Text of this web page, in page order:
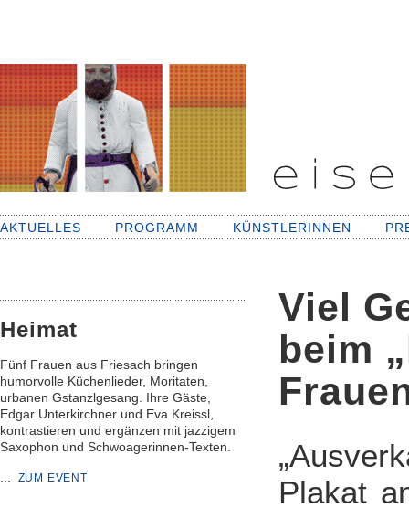
AKTUELLES PROGRAMM KÜNSTLERINNEN
Heimat
Fünf Frauen aus Friesach bringen
humorvolle Küchenlieder, Moritaten,
urbanen Gstanzlgesang. Ihre Gäste,
Edgar Unterkirchner und Eva Kreissl,
kontrastieren und ergänzen mit jazzigem
Saxophon und Schwoagerinnen-Texten.
ZUM EVENT
Viel
beim
Plakat